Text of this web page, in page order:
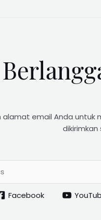
alamat email Anda
Facebook